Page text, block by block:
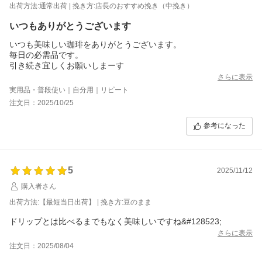
出荷方法:通常出荷 | 挽き方:店長のおすすめ挽き（中挽き）
いつもありがとうございます
いつも美味しい珈琲をありがとうございます。
毎日の必需品です。
引き続き宜しくお願いしまーす
さらに表示
実用品・普段使い｜自分用｜リピート
注文日：2025/10/25
参考になった
5
2025/11/12
購入者さん
出荷方法:【最短当日出荷】 | 挽き方:豆のまま
ドリップとは比べるまでもなく美味しいですね&#128523;
さらに表示
注文日：2025/08/04